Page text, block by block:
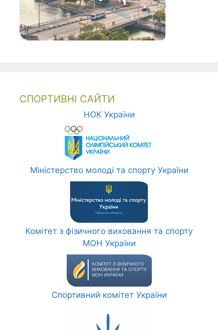
СПОРТИВНІ САЙТИ
НОК України
Міністерство молоді та спорту України
Комітет з фізичного виховання та спорту
МОН України
Спортивний комітет України